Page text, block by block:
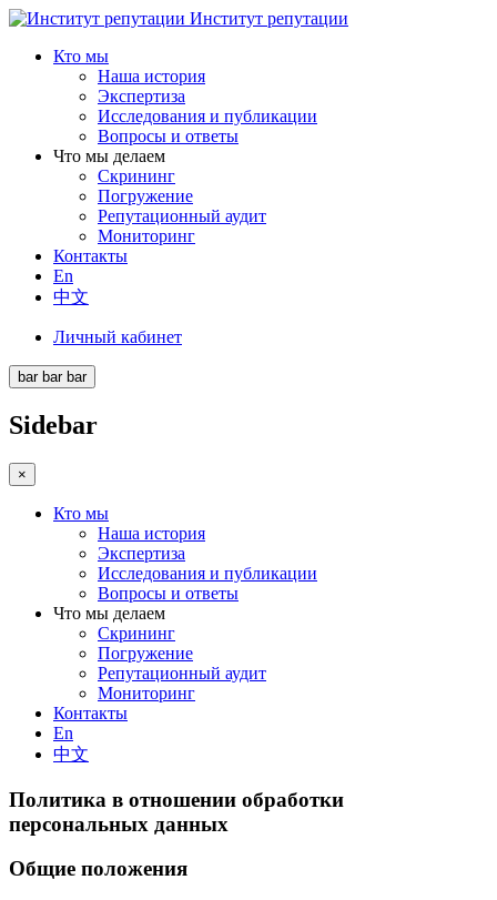
Институт репутации
Кто мы
Наша история
Экспертиза
Исследования и публикации
Вопросы и ответы
Что мы делаем
Скрининг
Погружение
Репутационный аудит
Мониторинг
Контакты
En
中文
Личный кабинет
bar bar bar
Sidebar
×
Кто мы
Наша история
Экспертиза
Исследования и публикации
Вопросы и ответы
Что мы делаем
Скрининг
Погружение
Репутационный аудит
Мониторинг
Контакты
En
中文
Политика в отношении обработки
персональных данных
Общие положения